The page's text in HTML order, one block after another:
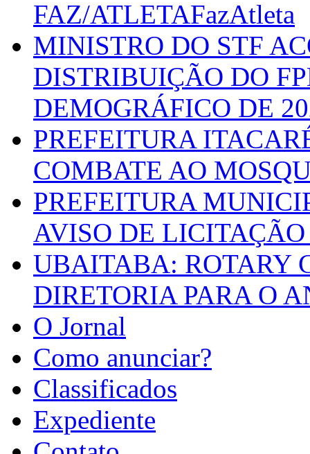
FAZ/ATLETAFazAtleta
MINISTRO DO STF
DISTRIBUIÇÃO DO
DEMOGRÁFICO DE
PREFEITURA
COMBATE AO
PREFEITURA
AVISO DE LICITAÇÃO
UBAITABA: ROTARY
DIRETORIA PARA O
O Jornal
Como anunciar?
Classificados
Expediente